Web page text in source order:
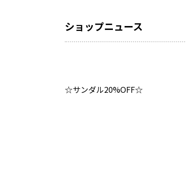
ショップニュース
☆サンダル20%OFF☆